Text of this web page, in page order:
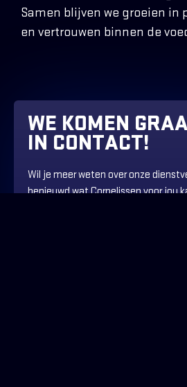
Samen blijven we groeien in
en vertrouwen binnen de
WE KOMEN
IN CONTACT!
Wil je meer weten over onze
benieuwd wat Cornelissen voor jou